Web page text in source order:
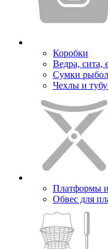
Коробки
Ведра, сита,
Сумки
Чехлы и
Платформы и
Обвес для